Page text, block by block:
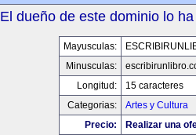
El dueño de este dominio lo
Mayusculas:
Minusculas:
Longitud:
15 caracteres
Categorias:
Artes y Cultura
Precio:
Realizar una